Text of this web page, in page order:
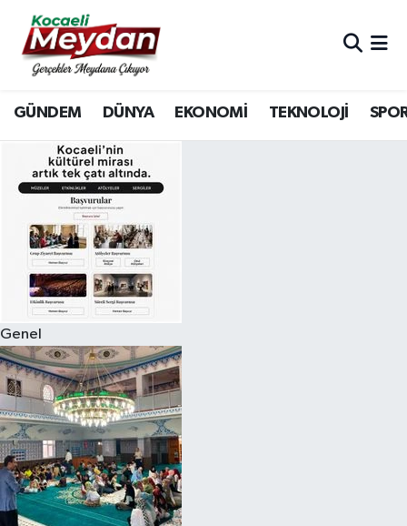
GÜNDEM DÜNYA EKONOMİ TEKNOLOJİ
Genel
Nöbetçi Eczaneler
Hava Durumu
Trafik Durumu
Süper Lig Puan Durumu ve Fikstür
Tüm Manşetler
Son Dakika Haberleri
Haber Arşivi